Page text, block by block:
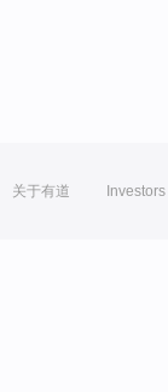
关于有道 Investors